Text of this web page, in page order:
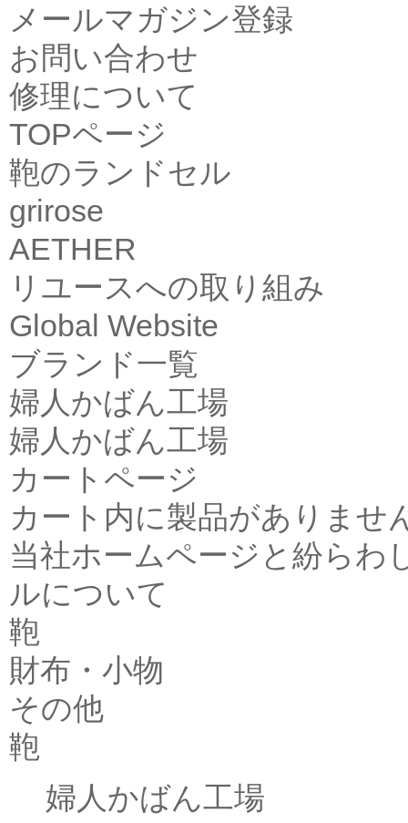
メールマガジン登録
お問い合わせ
修理について
TOPページ
鞄のランドセル
grirose
AETHER
リユースへの取り組み
Global Website
ブランド一覧
婦人かばん工場
婦人かばん工場
カートページ
カート内に製品がありませ
当社ホームページと紛らわ
ルについて
鞄
財布・小物
その他
鞄
婦人かばん工場